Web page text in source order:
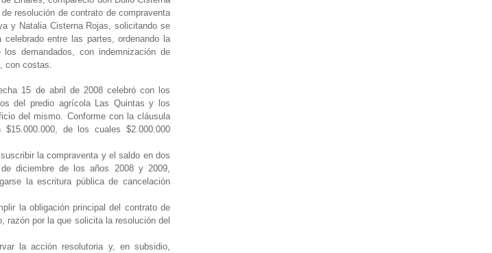
resolución de contrato de compraventa
y Natalia Cisterna Rojas, solicitando se
entre las partes, ordenando la
demandados, con indemnización de
con costas.
15 de abril de 2008 celebró con los
del predio agrícola Las Quintas y los
del mismo. Conforme con la cláusula
de los cuales $2.000.000
la compraventa y el saldo en dos
diciembre de los años 2008 y 2009,
la escritura pública de cancelación
la obligación principal del contrato de
razón por la que solicita la resolución del
la acción resolutoria y, en subsidio,